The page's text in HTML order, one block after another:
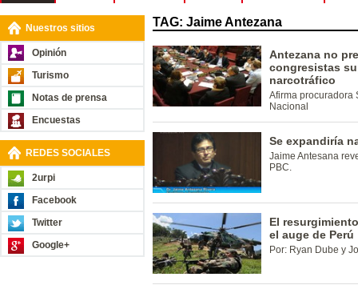
Nuestros sitios
Opinión
Turismo
Notas de prensa
Encuestas
REDES SOCIALES
2urpi
Facebook
Twitter
Google+
TAG: Jaime Antezana
Antezana no
congresistas
narcotráfico
Afirma procuradora
Nacional
Se expandiría
Jaime Antesana
PBC.
El
el auge de Perú
Por: Ryan Dube y